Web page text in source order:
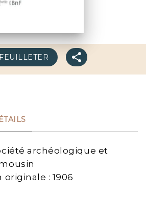
FEUILLETER
archéologique et
: 1906